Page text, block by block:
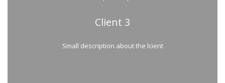
Client 3
Small description about the lcient